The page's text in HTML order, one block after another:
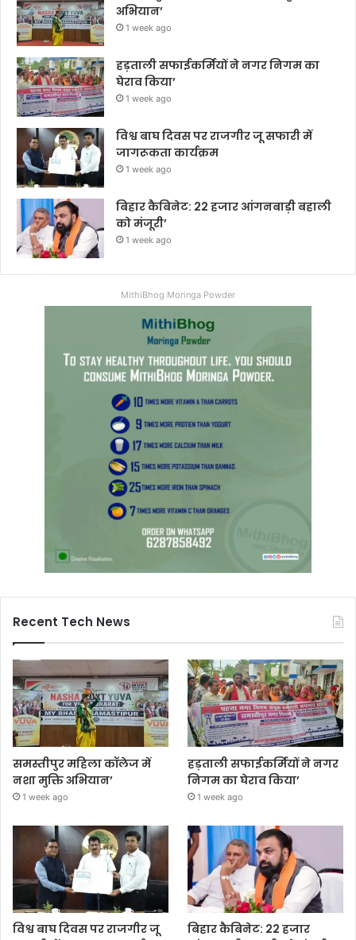
अभियान’
1 week ago
हड़ताली सफाईकर्मियों ने नगर निगम का
घेराव किया’
1 week ago
विश्व बाघ दिवस पर राजगीर जू सफारी में
जागरूकता कार्यक्रम
1 week ago
बिहार कैबिनेट: 22 हजार आंगनबाड़ी बहाली
को मंजूरी’
1 week ago
MithiBhog Moringa Powder
Recent Tech News
समस्तीपुर महिला कॉलेज में
नशा मुक्ति अभियान’
1 week ago
हड़ताली सफाईकर्मियों ने नगर
निगम का घेराव किया’
1 week ago
विश्व बाघ दिवस पर राजगीर जू
बिहार कैबिनेट: 22 हजार